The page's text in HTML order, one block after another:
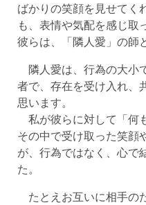
ばかりの笑顔を見せてく
も、表情や気配を感じ取
彼らは、「隣人愛」の師
隣人愛は、行為の大小
者で、存在を受け入れ、
思います。
私が彼らに対して「何
その中で受け取った笑顔
が、行為ではなく、心で
た。
たとえお互いに相手の